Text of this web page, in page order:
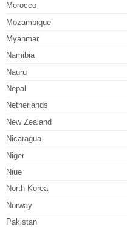
Morocco
Mozambique
Myanmar
Namibia
Nauru
Nepal
Netherlands
New Zealand
Nicaragua
Niger
Niue
North Korea
Norway
Pakistan